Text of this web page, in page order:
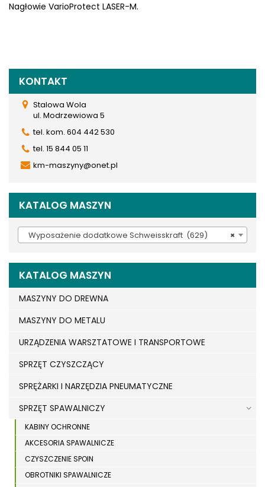
Nagłowie VarioProtect LASER-M.
KONTAKT
Stalowa Wola
ul. Modrzewiowa 5
tel. kom. 604 442 530
tel. 15 844 05 11
km-maszyny@onet.pl
KATALOG MASZYN
×
Wyposażenie dodatkowe Schweisskraft (629)
KATALOG MASZYN
MASZYNY DO DREWNA
MASZYNY DO METALU
URZĄDZENIA WARSZTATOWE I TRANSPORTOWE
SPRZĘT CZYSZCZĄCY
SPRĘŻARKI I NARZĘDZIA PNEUMATYCZNE
SPRZĘT SPAWALNICZY
KABINY OCHRONNE
AKCESORIA SPAWALNICZE
CZYSZCZENIE SPOIN
OBROTNIKI SPAWALNICZE